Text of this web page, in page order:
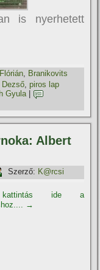
is nyerhetett
, Branikovits
Dezső ,piros lap
Gyula|
Albert
Szerző: K@rcsi
ide a
→